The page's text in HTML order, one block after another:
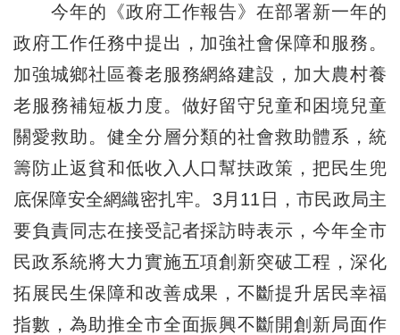
今年的《政府工作報告》在部署新一年的
政府工作任務中提出，加強社會保障和服務。
加強城鄉社區養老服務網絡建設，加大農村養
老服務補短板力度。做好留守兒童和困境兒童
關愛救助。健全分層分類的社會救助體系，統
籌防止返貧和低收入人口幫扶政策，把民生兜
底保障安全網織密扎牢。3月11日，市民政局主
要負責同志在接受記者採訪時表示，今年全市
民政系統將大力實施五項創新突破工程，深化
拓展民生保障和改善成果，不斷提升居民幸福
指數，為助推全市全面振興不斷開創新局面作